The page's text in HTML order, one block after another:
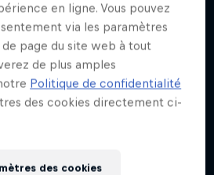
en ligne. Vous pouvez
via les paramètres
page du site web à tout
de plus amples
Politique de confidentialité
des cookies directement ci-
des cookies